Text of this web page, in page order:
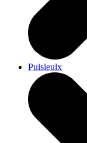
Puisieulx